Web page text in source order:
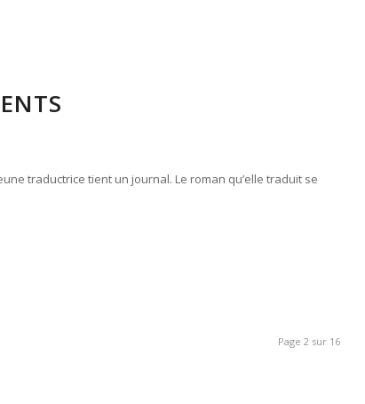
traductrice tient un journal. Le roman qu’elle traduit se
Page 2 sur 16